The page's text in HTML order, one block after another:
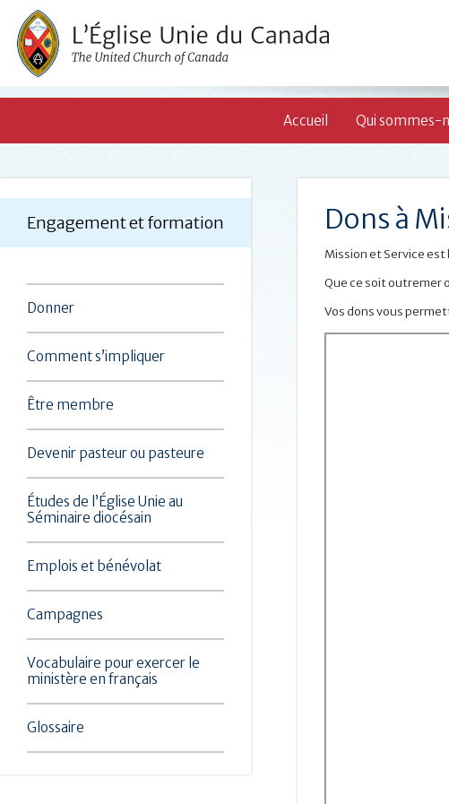
Accueil Qui sommes-
Engagement et formation
Donner
Comment s’impliquer
Être membre
Devenir pasteur ou pasteure
Études de l’Église Unie au
Séminaire diocésain
Emplois et bénévolat
Campagnes
Vocabulaire pour exercer le
ministère en français
Glossaire
Dons à
Mission et Service est
Que ce soit outremer
Vos dons vous